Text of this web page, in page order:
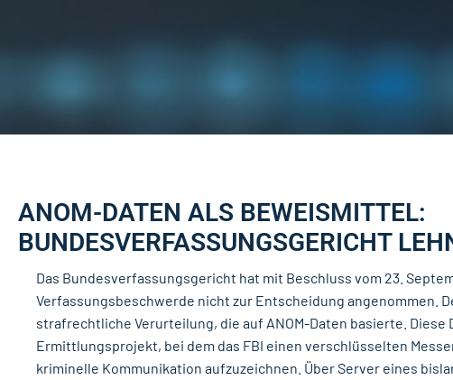
ANOM-DATEN ALS BEWEISMITTEL:
BUNDESVERFASSUNGSGERICHT
Das Bundesverfassungsgericht hat mit Beschluss vom 23.
Verfassungsbeschwerde nicht zur Entscheidung angenommen.
strafrechtliche Verurteilung, die auf ANOM-Daten basierte.
Ermittlungsprojekt, bei dem das FBI einen verschlüsselten
kriminelle Kommunikation aufzuzeichnen. Über Server eines